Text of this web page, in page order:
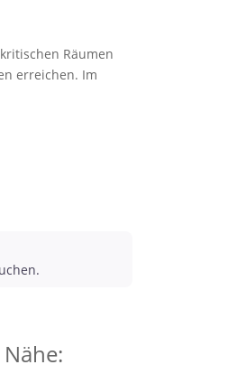
Räumen
erreichen. Im